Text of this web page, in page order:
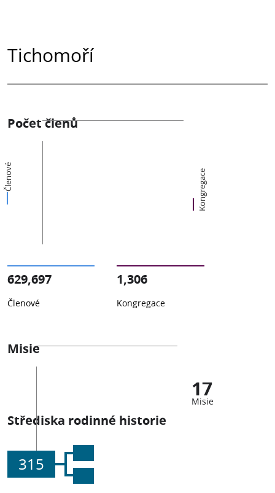
Tichomoří
Počet členů
Členové Kongregace
629,697
Členové
1,306
Kongregace
Misie
17
Misie
Střediska rodinné historie
315